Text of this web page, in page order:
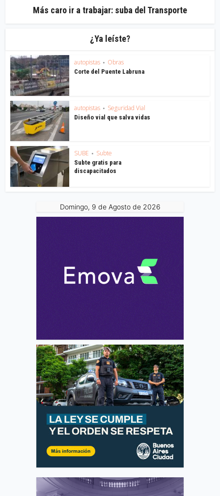
Más caro ir a trabajar: suba del Transporte
¿Ya leíste?
autopistas • Obras
Corte del Puente Labruna
autopistas • Seguridad Vial
Diseño vial que salva vidas
SUBE • Subte
Subte gratis para
discapacitados
Domingo, 9 de Agosto de 2026